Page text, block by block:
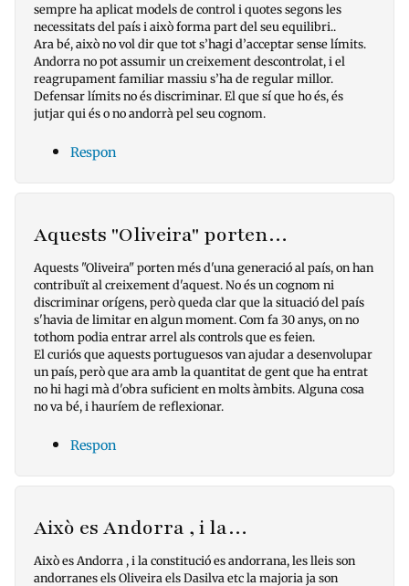
sempre ha aplicat models de control i quotes segons les
necessitats del país i això forma part del seu equilibri..
Ara bé, això no vol dir que tot s’hagi d’acceptar sense límits.
Andorra no pot assumir un creixement descontrolat, i el
reagrupament familiar massiu s’ha de regular millor.
Defensar límits no és discriminar. El que sí que ho és, és
jutjar qui és o no andorrà pel seu cognom.
Respon
Aquests "Oliveira" porten…
Aquests "Oliveira" porten més d'una generació al país, on han
contribuït al creixement d'aquest. No és un cognom ni
discriminar orígens, però queda clar que la situació del país
s'havia de limitar en algun moment. Com fa 30 anys, on no
tothom podia entrar arrel als controls que es feien.
El curiós que aquests portuguesos van ajudar a desenvolupar
un país, però que ara amb la quantitat de gent que ha entrat
no hi hagi mà d'obra suficient en molts àmbits. Alguna cosa
no va bé, i hauríem de reflexionar.
Respon
Això es Andorra , i la…
Això es Andorra , i la constitució es andorrana, les lleis son
andorranes els Oliveira els Dasilva etc la majoria ja son